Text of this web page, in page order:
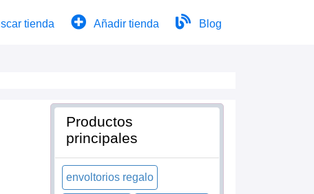
tienda Añadir tienda Blog
Productos
principales
envoltorios regalo